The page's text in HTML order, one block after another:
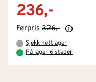
236,-
Førpris 326,-
Sjekk nettlager
På lager 6 steder
Kjøpsbetingelser
Tjenester
Montér Klubb
Byggevarehus
Prismatch